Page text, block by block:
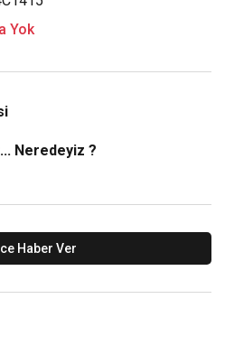
Yok
Neredeyiz ?
Haber Ver